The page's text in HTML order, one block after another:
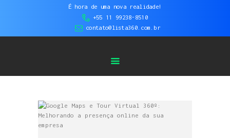
É hora de uma nova realidade!
+55 11 99238-8510
contato@lista360.com.br
Lista 360 - Tour Virtual | Vídeos 360° |
Fotos Aéreas
HOME
SOBRE NÓS
CONTATO